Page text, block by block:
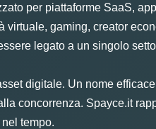
per piattaforme SaaS,
gaming, creator
legato a un singolo
digitale. Un nome
concorrenza. Spayce.it
tempo.